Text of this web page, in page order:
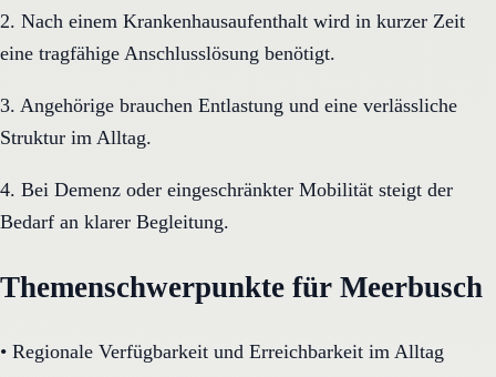
2. Nach einem Krankenhausaufenthalt wird in kurzer Zeit
eine tragfähige Anschlusslösung benötigt.
3. Angehörige brauchen Entlastung und eine verlässliche
Struktur im Alltag.
4. Bei Demenz oder eingeschränkter Mobilität steigt der
Bedarf an klarer Begleitung.
Themenschwerpunkte für Meerbusch
• Regionale Verfügbarkeit und Erreichbarkeit im Alltag